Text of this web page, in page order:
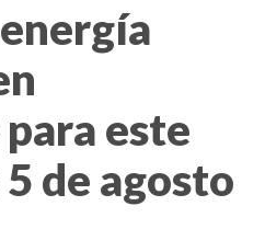
este
de agosto